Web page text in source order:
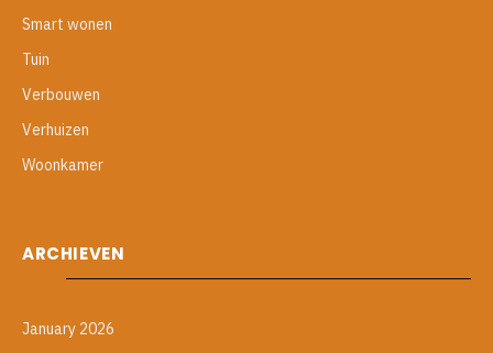
Smart wonen
Tuin
Verbouwen
Verhuizen
Woonkamer
ARCHIEVEN
January 2026